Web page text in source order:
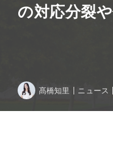
の対応分裂
髙橋知里 ニュース